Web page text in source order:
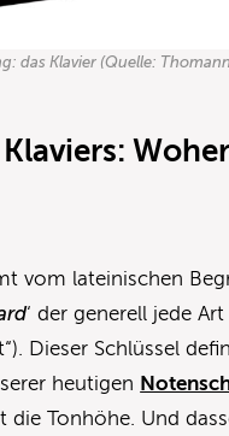
das Klavier (Quelle:
:
vom lateinischen
‘ der generell jede
Dieser Schlüssel
heutigen
die Tonhöhe. Und